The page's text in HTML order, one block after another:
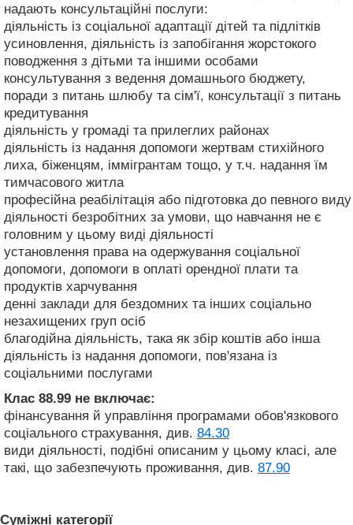
надають консультаційні послуги:
діяльність із соціальної адаптації дітей та підлітків
усиновлення, діяльність із запобігання жорстокого
поводження з дітьми та іншими особами
консультування з ведення домашнього бюджету,
поради з питань шлюбу та сім'ї, консультації з питань
кредитування
діяльність у громаді та прилеглих районах
діяльність із надання допомоги жертвам стихійного
лиха, біженцям, іммігрантам тощо, у т.ч. надання їм
тимчасового житла
професійна реабілітація або підготовка до певного виду
діяльності безробітних за умови, що навчання не є
головним у цьому виді діяльності
установлення права на одержування соціальної
допомоги, допомоги в оплаті орендної плати та
продуктів харчування
денні заклади для бездомних та інших соціально
незахищених груп осіб
благодійна діяльність, така як збір коштів або інша
діяльність із надання допомоги, пов'язана із
соціальними послугами
Клас 88.99 не включає:
фінансування й управління програмами обов'язкового
соціального страхування, див. 84.30
види діяльності, подібні описаним у цьому класі, але
такі, що забезпечують проживання, див. 87.90
Суміжні категорії